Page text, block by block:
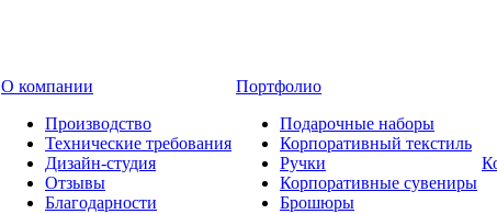
О компании
Производство
Технические требования
Дизайн-студия
Отзывы
Благодарности
Портфолио
Подарочные наборы
Корпоративный текстиль
Ручки
Корпоративные сувениры
Брошюры